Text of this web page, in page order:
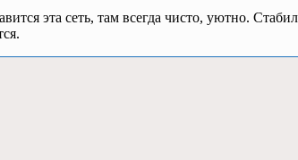
эта сеть, там всегда чисто, уютно.